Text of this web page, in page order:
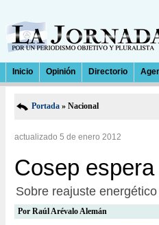
Inicio Opinión Directorio
Portada » Nacional
actualizado 5 de enero 2012
Cosep
Sobre reajuste energético
Por Raúl Arévalo Alemán